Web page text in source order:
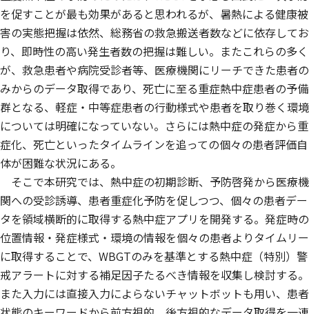
を促すことが最も効果があると思われるが、暑熱による健康被
害の実態把握は依然、総務省の救急搬送者数などに依存してお
り、即時性の高い発生者数の把握は難しい。またこれらの多く
が、救急患者や病院受診者等、医療機関にリーチできた患者の
みからのデータ取得であり、死亡に至る重症熱中症患者の予備
群となる、軽症・中等症患者の行動様式や患者を取り巻く環境
については明確になっていない。さらには熱中症の発症から重
症化、死亡といったタイムラインを追っての個々の患者評価自
体が困難な状況にある。
そこで本研究では、熱中症の初期診断、予防啓発から医療機
関への受診誘導、患者重症化予防を促しつつ、個々の患者デー
タを領域横断的に取得する熱中症アプリを開発する。発症時の
位置情報・発症様式・環境の情報を個々の患者よりタイムリー
に取得することで、WBGTのみを基準とする熱中症（特別）警
戒アラートに対する補足因子たるべき情報を収集し検討する。
また入力には直接入力によらないチャットボットも用い、患者